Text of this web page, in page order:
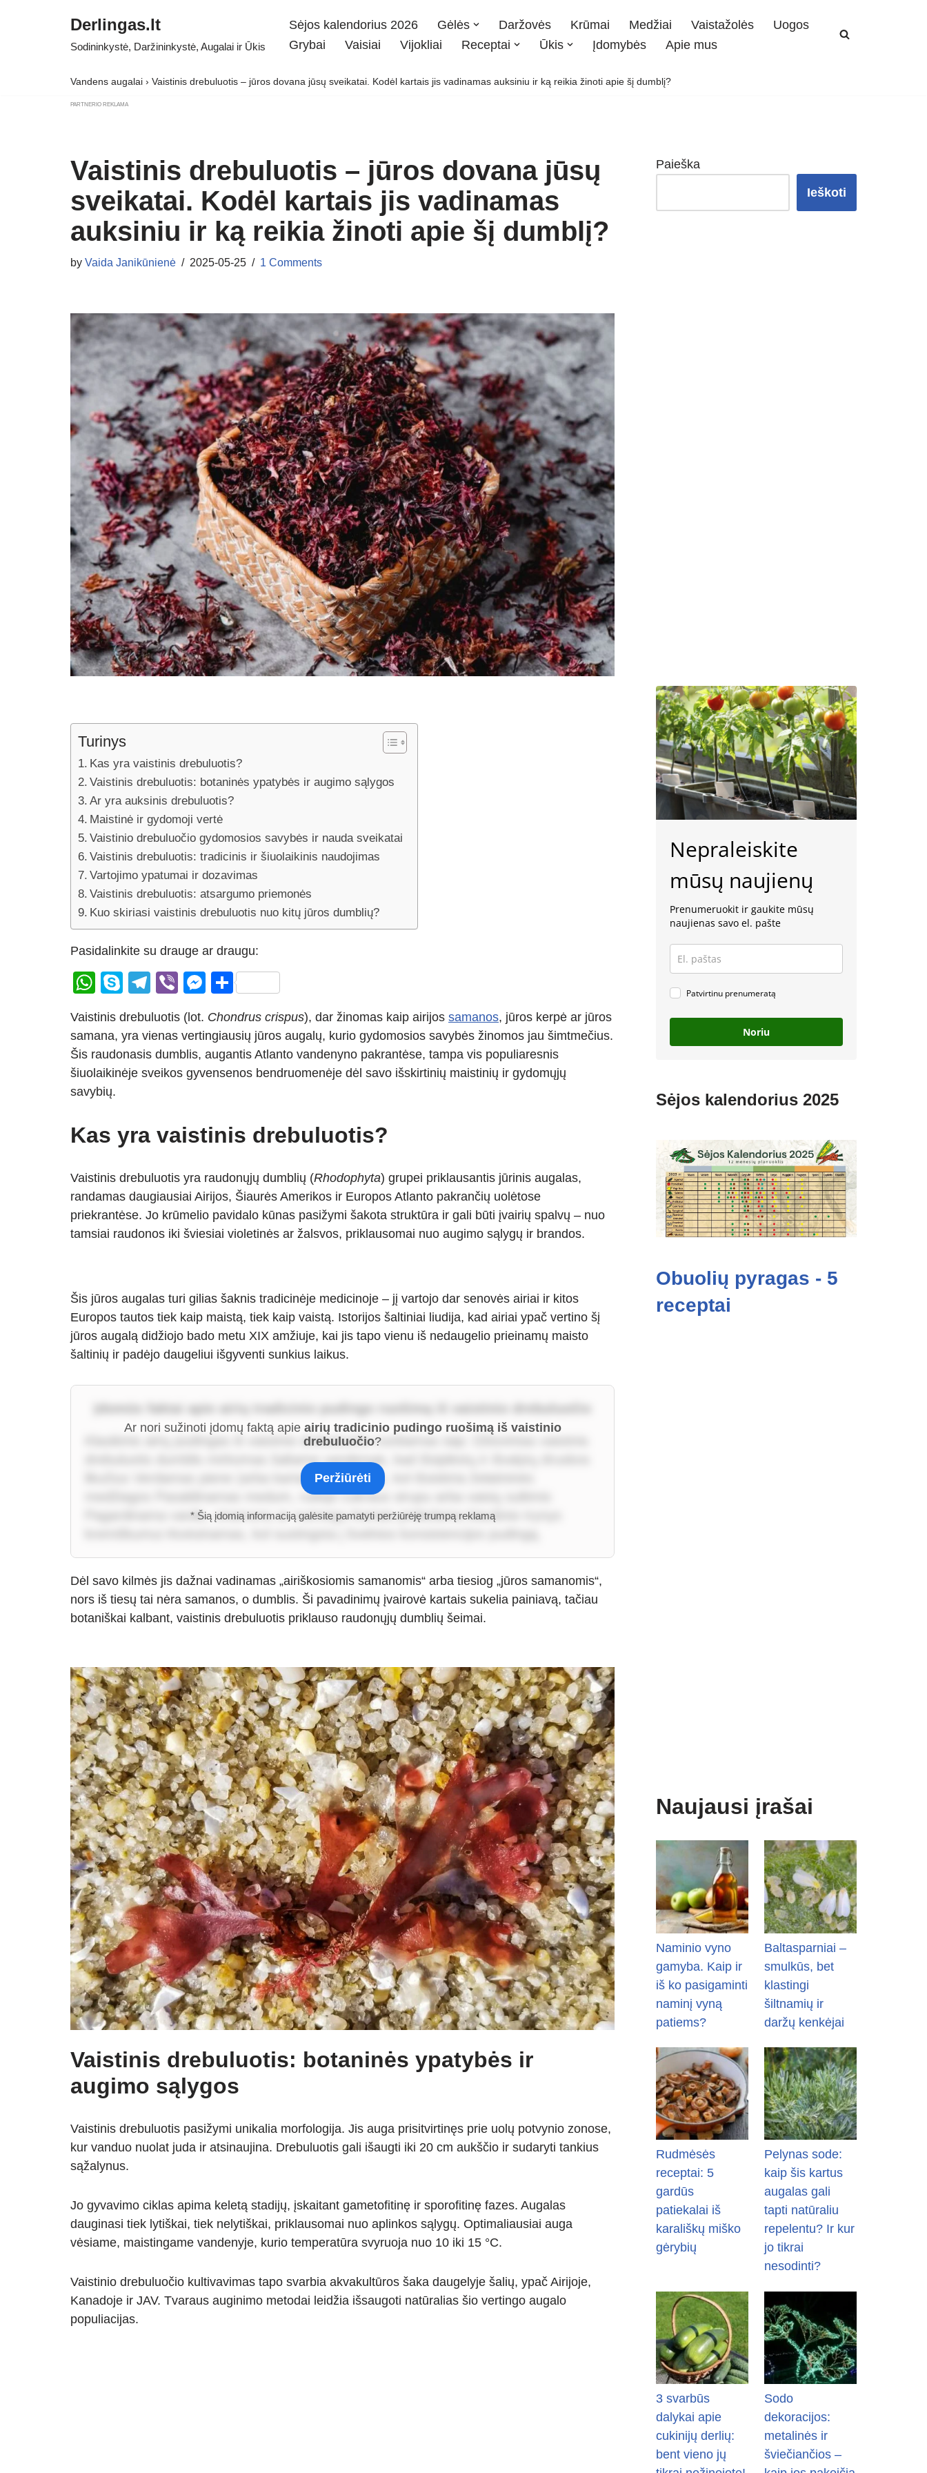
Derlingas.lt
Sodininkystė, Daržininkystė, Augalai ir Ūkis
Sėjos kalendorius 2026 Gėlės Daržovės Krūmai Medžiai Vaistažolės
Uogos
Grybai
Vaisiai Vijokliai Receptai Ūkis Įdomybės Apie mus
Vandens augalai › Vaistinis drebuluotis – jūros dovana jūsų sveikatai. Kodėl kartais jis vadinamas auksiniu ir ką reikia žinoti apie šį dumblį?
PARTNERIO REKLAMA
Vaistinis drebuluotis – jūros dovana jūsų
sveikatai. Kodėl kartais jis vadinamas
auksiniu ir ką reikia žinoti apie šį dumblį?
by Vaida Janikūnienė 2025-05-25 1 Comments
Turinys
Kas yra vaistinis drebuluotis?
Vaistinis drebuluotis: botaninės ypatybės ir augimo sąlygos
Ar yra auksinis drebuluotis?
Maistinė ir gydomoji vertė
Vaistinio drebuluočio gydomosios savybės ir nauda sveikatai
Vaistinis drebuluotis: tradicinis ir šiuolaikinis naudojimas
Vartojimo ypatumai ir dozavimas
Vaistinis drebuluotis: atsargumo priemonės
Kuo skiriasi vaistinis drebuluotis nuo kitų jūros dumblių?
Pasidalinkite su drauge ar draugu:
W
at
s
A
p
S
p
e
T
e
gr
a
Vi
er
M
ss
e
n
S
ar
e
Vaistinis drebuluotis (lot. Chondrus crispus), dar žinomas kaip airijos samanos, jūros kerpė ar jūros
samana, yra vienas vertingiausių jūros augalų, kurio gydomosios savybės žinomos jau šimtmečius.
Šis raudonasis dumblis, augantis Atlanto vandenyno pakrantėse, tampa vis populiaresnis
šiuolaikinėje sveikos gyvensenos bendruomenėje dėl savo išskirtinių maistinių ir gydomųjų
savybių.
Kas yra vaistinis drebuluotis?
Vaistinis drebuluotis yra raudonųjų dumblių (Rhodophyta) grupei priklausantis jūrinis augalas,
randamas daugiausiai Airijos, Šiaurės Amerikos ir Europos Atlanto pakrančių uolėtose
priekrantėse. Jo krūmelio pavidalo kūnas pasižymi šakota struktūra ir gali būti įvairių spalvų – nuo
tamsiai raudonos iki šviesiai violetinės ar žalsvos, priklausomai nuo augimo sąlygų ir brandos.
Šis jūros augalas turi gilias šaknis tradicinėje medicinoje – jį vartojo dar senovės airiai ir kitos
Europos tautos tiek kaip maistą, tiek kaip vaistą. Istorijos šaltiniai liudija, kad airiai ypač vertino šį
jūros augalą didžiojo bado metu XIX amžiuje, kai jis tapo vienu iš nedaugelio prieinamų maisto
šaltinių ir padėjo daugeliui išgyventi sunkius laikus.
Įdomūs faktai apie airių tradicinio pudingo ruošimą iš vaistinio drebuluočio
Klasikinis airių pudingas iš vaistinio drebuluočio ruošiamas taip: Džiovintas vaistinis
drebuluotis dumblis mirkomas šaltame vandenyje, kad išsiplėstų ir išvalytų druskos
likučius Verdamas piene (arba kartais vandenyje), kol išsiskiria želatininės
medžiagos Pasaldinamas medum, rudojo cukraus sirupu arba vaisių sultimis
Pagardinama vanile, cinamonu ar nutmegu Kartais pridedama kiaušinio trynys
Ar nori sužinoti įdomų faktą apie airių tradicinio pudingo ruošimą iš vaistinio
drebuluočio?
Peržiūrėti
* Šią įdomią informaciją galėsite pamatyti peržiūrėję trumpą reklamą
Dėl savo kilmės jis dažnai vadinamas „airiškosiomis samanomis“ arba tiesiog „jūros samanomis“,
nors iš tiesų tai nėra samanos, o dumblis. Ši pavadinimų įvairovė kartais sukelia painiavą, tačiau
botaniškai kalbant, vaistinis drebuluotis priklauso raudonųjų dumblių šeimai.
Vaistinis drebuluotis: botaninės ypatybės ir
augimo sąlygos
Vaistinis drebuluotis pasižymi unikalia morfologija. Jis auga prisitvirtinęs prie uolų potvynio zonose,
kur vanduo nuolat juda ir atsinaujina. Drebuluotis gali išaugti iki 20 cm aukščio ir sudaryti tankius
sąžalynus.
Jo gyvavimo ciklas apima keletą stadijų, įskaitant gametofitinę ir sporofitinę fazes. Augalas
dauginasi tiek lytiškai, tiek nelytiškai, priklausomai nuo aplinkos sąlygų. Optimaliausiai auga
vėsiame, maistingame vandenyje, kurio temperatūra svyruoja nuo 10 iki 15 °C.
Vaistinio drebuluočio kultivavimas tapo svarbia akvakultūros šaka daugelyje šalių, ypač Airijoje,
Kanadoje ir JAV. Tvaraus auginimo metodai leidžia išsaugoti natūralias šio vertingo augalo
populiacijas.
Paieška
Ieškoti
Nepraleiskite
mūsų naujienų
Prenumeruokit ir gaukite mūsų
naujienas savo el. pašte
Patvirtinu prenumeratą
Noriu
Sėjos kalendorius 2025
Obuolių pyragas - 5
receptai
Naujausi įrašai
Naminio vyno
gamyba. Kaip ir
iš ko pasigaminti
naminį vyną
patiems?
Baltasparniai –
smulkūs, bet
klastingi
šiltnamių ir
daržų kenkėjai
Rudmėsės
receptai: 5
gardūs
patiekalai iš
karališkų miško
gėrybių
Pelynas sode:
kaip šis kartus
augalas gali
tapti natūraliu
repelentu? Ir kur
jo tikrai
nesodinti?
3 svarbūs
dalykai apie
cukinijų derlių:
bent vieno jų
Sodo
dekoracijos:
metalinės ir
šviečiančios –